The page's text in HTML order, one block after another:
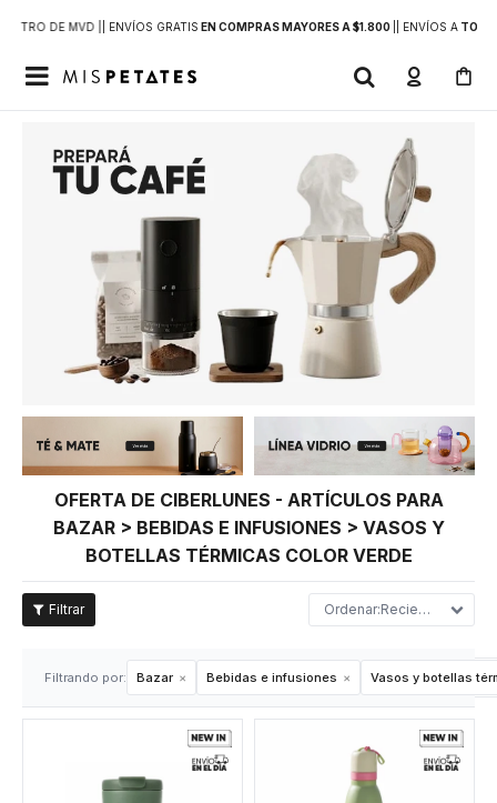
DE MVD | | ENVÍOS GRATIS EN COMPRAS MAYORES A $1.800 | ENVÍOS ATODO

OFERTA DE CIBERLUNES - ARTÍCULOS PARA
BAZAR > BEBIDAS E INFUSIONES > VASOS Y
BOTELLAS TÉRMICAS COLOR VERDE
Recientes
Filtrando por: Bazar Bebidas e infusiones Vasos y botellas